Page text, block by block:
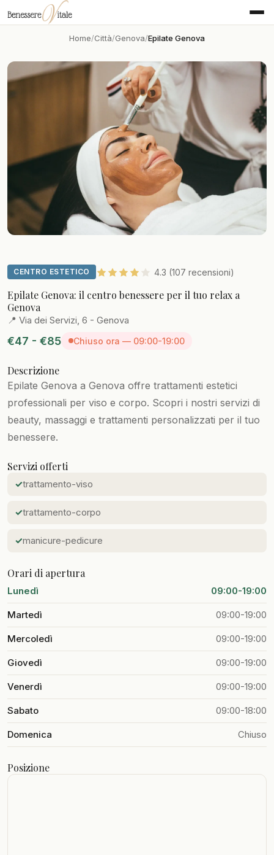
Home Città Genova Epilate Genova
CENTRO ESTETICO 4.3 (107 recensioni)
Epilate Genova: il centro benessere per il tuo relax a
Genova
📍 Via dei Servizi, 6 - Genova
€47 - €85 Chiuso ora — 09:00-19:00
Descrizione
Epilate Genova a Genova offre trattamenti estetici
professionali per viso e corpo. Scopri i nostri servizi di
beauty, massaggi e trattamenti personalizzati per il tuo
benessere.
Servizi offerti
trattamento-viso
trattamento-corpo
manicure-pedicure
Orari di apertura
Lunedì 09:00-19:00
Martedì 09:00-19:00
Mercoledì 09:00-19:00
Giovedì 09:00-19:00
Venerdì 09:00-19:00
Sabato 09:00-18:00
Domenica Chiuso
Posizione